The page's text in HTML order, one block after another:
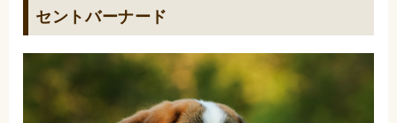
セントバーナード